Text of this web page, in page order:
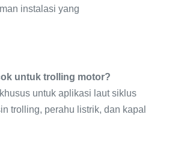
instalasi yang
untuk trolling motor?
untuk aplikasi laut siklus
trolling, perahu listrik, dan kapal